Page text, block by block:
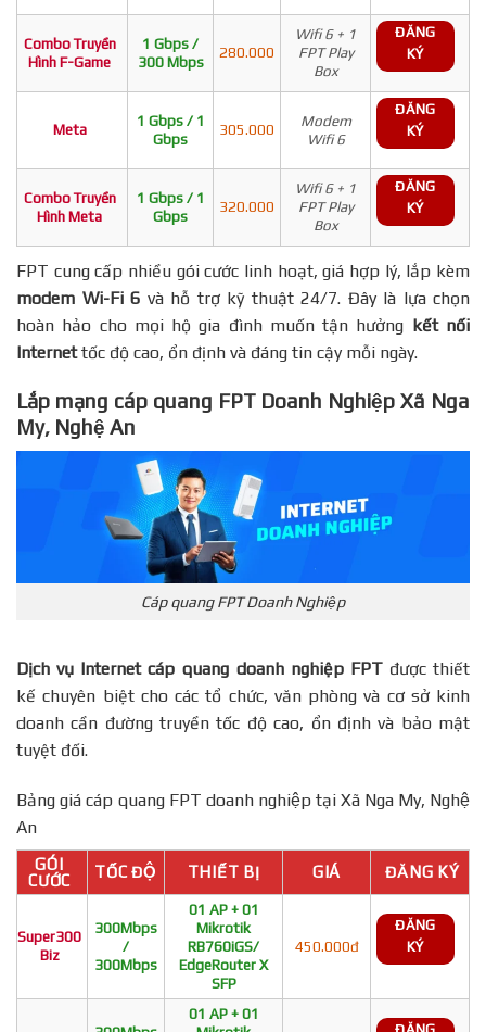
Combo Truyền
Hình F-Game
1 Gbps /
300 Mbps
280.000
Wifi 6 + 1
FPT Play
Box
ĐĂNG
KÝ
Meta
1 Gbps / 1
Gbps
305.000
Modem
Wifi 6
ĐĂNG
KÝ
Combo Truyền
Hình Meta
1 Gbps / 1
Gbps
320.000
Wifi 6 + 1
FPT Play
Box
ĐĂNG
KÝ
FPT cung cấp nhiều gói cước linh hoạt, giá hợp lý, lắp kèm
modem Wi-Fi 6 và hỗ trợ kỹ thuật 24/7. Đây là lựa chọn
hoàn hảo cho mọi hộ gia đình muốn tận hưởng kết nối
Internettốc độ cao, ổn định và đáng tin cậy mỗi ngày.
Lắp mạng cáp quang FPT Doanh Nghiệp Xã Nga
My, Nghệ An
Cáp quang FPT Doanh Nghiệp
Dịch vụ Internet cáp quang doanh nghiệp FPTđược thiết
kế chuyên biệt cho các tổ chức, văn phòng và cơ sở kinh
doanh cần đường truyền tốc độ cao, ổn định và bảo mật
tuyệt đối.
Bảng giá cáp quang FPT doanh nghiệp tại Xã Nga My, Nghệ
An
GÓI
CƯỚC
TỐC ĐỘ THIẾT BỊ GIÁ ĐĂNG KÝ
Super300
Biz
300Mbps
/
300Mbps
01 AP + 01
Mikrotik
RB760iGS/
EdgeRouter X
SFP
450.000đ
ĐĂNG
KÝ
01 AP + 01